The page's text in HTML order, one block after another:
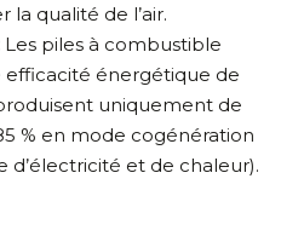
qualité de l’air.
Les piles à combustible
énergétique de
uniquement de
% en mode cogénération
d’électricité et de chaleur).